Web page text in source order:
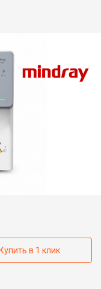
Купить в 1 клик